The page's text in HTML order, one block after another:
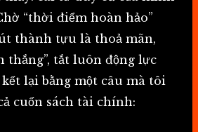
“thời điểm hoàn hảo”
thành tựu là thoả mãn,
thắng”, tắt luôn động lực
lại bằng một câu mà tôi
cuốn sách tài chính: